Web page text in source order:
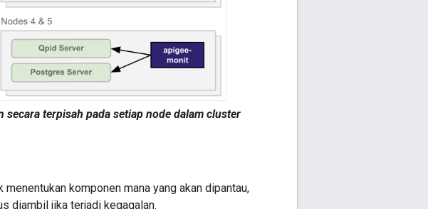
secara terpisah pada setiap node dalam cluster
menentukan komponen mana yang akan dipantau,
diambil jika terjadi kegagalan.